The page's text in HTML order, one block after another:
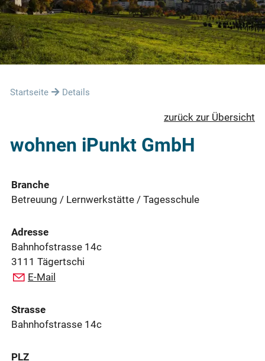
Startseite Details
zurück zur Übersicht
wohnen iPunkt GmbH
Branche
Betreuung / Lernwerkstätte / Tagesschule
Adresse
Bahnhofstrasse 14c
3111 Tägertschi
E-Mail
Strasse
Bahnhofstrasse 14c
PLZ